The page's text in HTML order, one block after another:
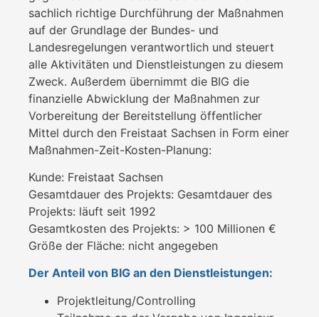
sachlich richtige Durchführung der Maßnahmen
auf der Grundlage der Bundes- und
Landesregelungen verantwortlich und steuert
alle Aktivitäten und Dienstleistungen zu diesem
Zweck. Außerdem übernimmt die BIG die
finanzielle Abwicklung der Maßnahmen zur
Vorbereitung der Bereitstellung öffentlicher
Mittel durch den Freistaat Sachsen in Form einer
Maßnahmen-Zeit-Kosten-Planung:
Kunde: Freistaat Sachsen
Gesamtdauer des Projekts: Gesamtdauer des
Projekts: läuft seit 1992
Gesamtkosten des Projekts: > 100 Millionen €
Größe der Fläche: nicht angegeben
Der Anteil von BIG an den Dienstleistungen:
Projektleitung/Controlling